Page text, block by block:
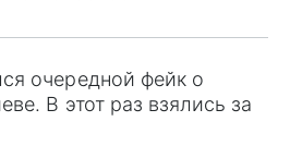
очередной фейк о
В этот раз взялись за